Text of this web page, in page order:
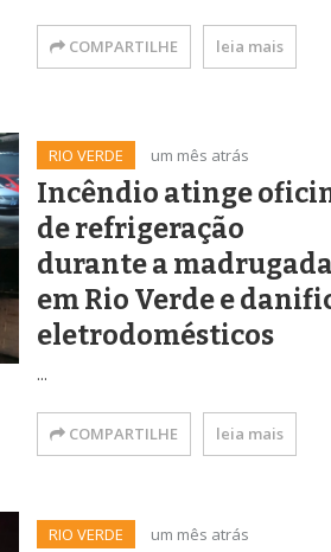
COMPARTILHE leia mais
RIO VERDE um mês atrás
Incêndio atinge
de refrigeração
durante a madrugada
em Rio Verde e
eletrodomésticos
...
COMPARTILHE leia mais
RIO VERDE um mês atrás